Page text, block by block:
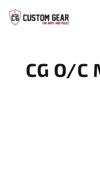
na
obsah
CG O/C